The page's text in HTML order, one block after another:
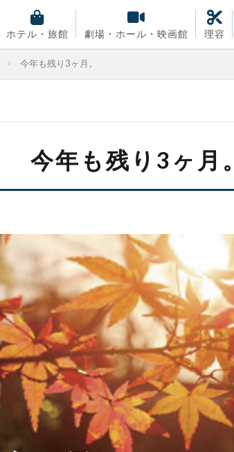
ホテル・旅館 劇場・ホール・映画館 理容
今年も残り3ヶ月。
今年も残り3ヶ月。